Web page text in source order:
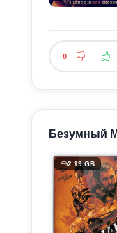
0
Безумный
2.19 GB